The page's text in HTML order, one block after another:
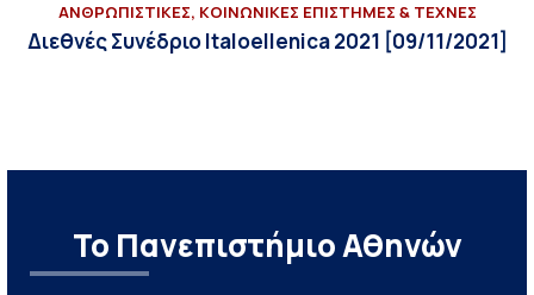
ΑΝΘΡΩΠΙΣΤΙΚΕΣ, ΚΟΙΝΩΝΙΚΕΣ ΕΠΙΣΤΗΜΕΣ & ΤΕΧΝΕΣ
Διεθνές Συνέδριο Italoellenica 2021 [09/11/2021]
Το Πανεπιστήμιο Αθηνών